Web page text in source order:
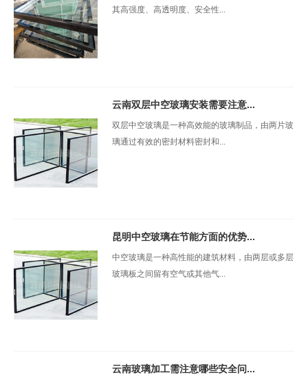
其高强度、高透明度、安全性...
云南双层中空玻璃安装需要注意...
双层中空玻璃是一种高效能的玻璃制品，由两片玻
璃通过有效的密封材料密封和...
昆明中空玻璃在节能方面的优势...
中空玻璃是一种高性能的建筑材料，由两层或多层
玻璃板之间留有空气或其他气...
云南玻璃加工需注意哪些安全问...